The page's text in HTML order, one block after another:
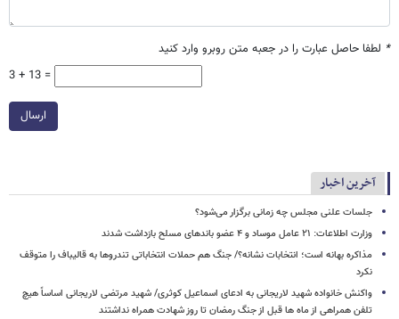
* لطفا حاصل عبارت را در جعبه متن روبرو وارد کنید
3 + 13 =
ارسال
آخرین اخبار
جلسات علنی مجلس چه زمانی برگزار می‌شود؟
وزارت اطلاعات: ۲۱ عامل موساد و ۴ عضو باندهای مسلح بازداشت شدند
مذاکره بهانه است؛ انتخابات نشانه؟/ جنگ هم حملات انتخاباتی تندروها به قالیباف را متوقف
نکرد
واکنش خانواده شهید لاریجانی به ادعای اسماعیل کوثری/ شهید مرتضی لاریجانی اساساً هیچ
تلفن همراهی از ماه ها قبل از جنگ رمضان تا روز شهادت همراه نداشتند